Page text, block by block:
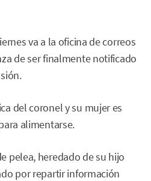
va a la oficina de correos
de ser finalmente notificado
del coronel y su mujer es
alimentarse.
pelea, heredado de su hijo
por repartir información